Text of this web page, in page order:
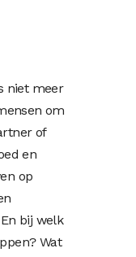
niet meer
om
of
en
op
bij welk
Wat